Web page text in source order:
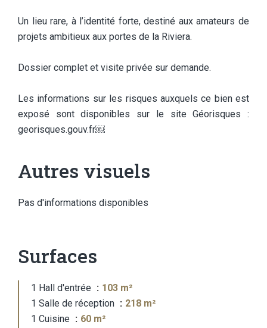
Un lieu rare, à l’identité forte, destiné aux amateurs de
projets ambitieux aux portes de la Riviera.
Dossier complet et visite privée sur demande.
Les informations sur les risques auxquels ce bien est
exposé sont disponibles sur le site Géorisques :
georisques.gouv.fr￼
Autres visuels
Pas d'informations disponibles
Surfaces
1 Hall d'entrée
103 m²
1 Salle de réception
218 m²
1 Cuisine
60 m²